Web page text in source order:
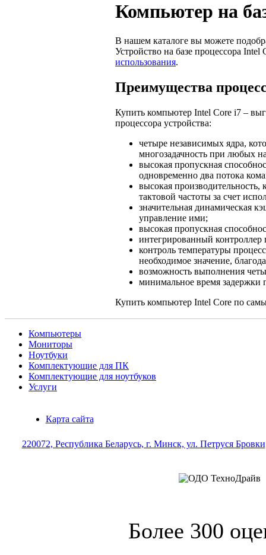
Компьютер на
В нашем каталоге вы можете
Устройство на базе процессора
использования.
Преимущества
Купить компьютер Intel Core i7 –
процессора устройства:
четыре независимых ядра,
многозадачность при любых
высокая пропускная
одновременно два потока
высокая
тактовой частоты за счет
значительная динамическая
управление ими;
высокая пропускная
интегрированный
контроль температуры
необходимое значение,
возможность выполнения
минимальное время задержки
Купить компьютер Intel Core по
Компьютеры
Мониторы
Ноутбуки
Комплектующие для ПК
Комплектующие для ноутбуков
Услуги
Карта сайта
220072, Республика Беларусь, г. Минск, ул. Петруся
Более 300